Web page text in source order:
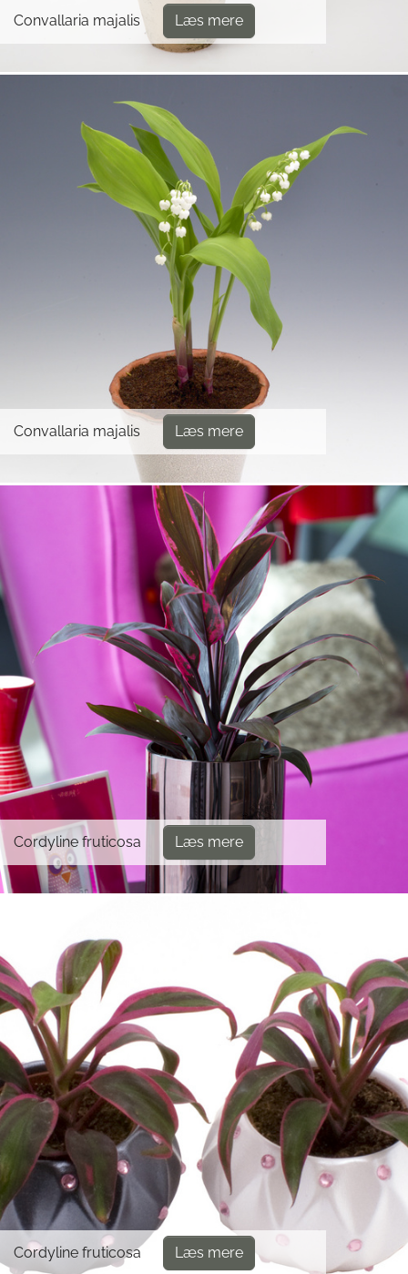
Convallaria majalis Læs mere
Convallaria majalis Læs mere
Cordyline fruticosa Læs mere
Cordyline fruticosa Læs mere